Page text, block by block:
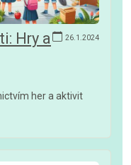
26.1.2024
Hry a
her a aktivit